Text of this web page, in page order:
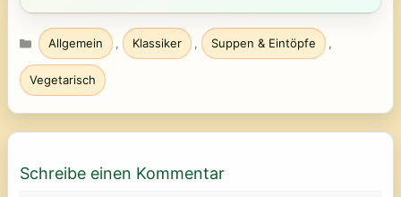
Kategorien
Allgemein , Klassiker , Suppen & Eintöpfe ,
Vegetarisch
Schreibe einen Kommentar